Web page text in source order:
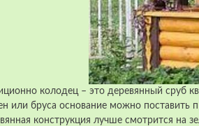
колодец – это деревянный сруб
или бруса основание можно поставить
конструкция лучше смотрится на